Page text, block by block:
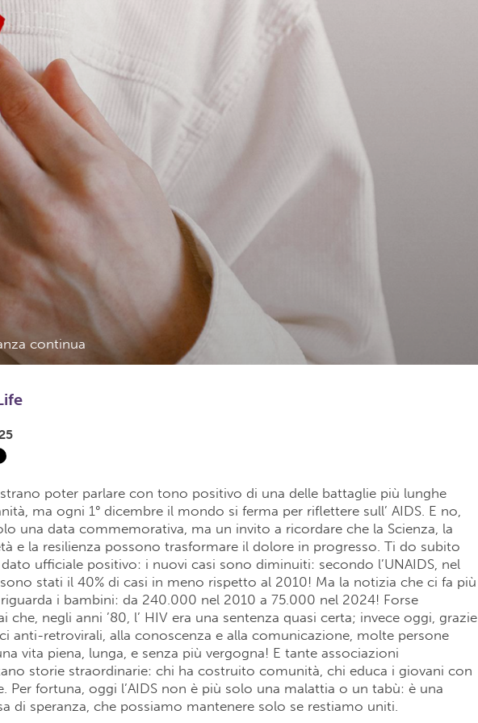
continua
poter parlare con tono positivo di una delle battaglie più lunghe
ma ogni 1° dicembre il mondo si ferma per riflettere sull’ AIDS. E no,
una data commemorativa, ma un invito a ricordare che la Scienza, la
e la resilienza possono trasformare il dolore in progresso. Ti do subito
ufficiale positivo: i nuovi casi sono diminuiti: secondo l’UNAIDS, nel
stati il 40% di casi in meno rispetto al 2010! Ma la notizia che ci fa più
riguarda i bambini: da 240.000 nel 2010 a 75.000 nel 2024! Forse
che, negli anni ’80, l’ HIV era una sentenza quasi certa; invece oggi, grazie
anti-retrovirali, alla conoscenza e alla comunicazione, molte persone
vita piena, lunga, e senza più vergogna! E tante associazioni
storie straordinarie: chi ha costruito comunità, chi educa i giovani con
Per fortuna, oggi l’AIDS non è più solo una malattia o un tabù: è una
di speranza, che possiamo mantenere solo se restiamo uniti.